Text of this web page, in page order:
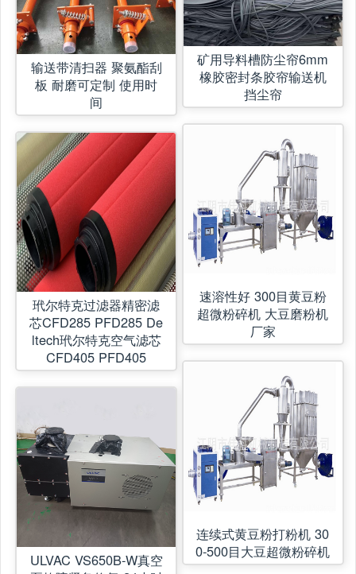
输送带清扫器 聚氨酯刮
板 耐磨可定制 使用时
间
玳尔特克过滤器精密滤
芯CFD285 PFD285 De
ltech玳尔特克空气滤芯
CFD405 PFD405
ULVAC VS650B-W真空
矿用导料槽防尘帘6mm
橡胶密封条胶帘输送机
挡尘帘
速溶性好 300目黄豆粉
超微粉碎机 大豆磨粉机
厂家
连续式黄豆粉打粉机 30
0-500目大豆超微粉碎机